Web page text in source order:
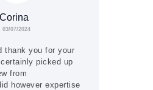
Corina
03/07/2024
thank you for your
picked up
from
however expertise